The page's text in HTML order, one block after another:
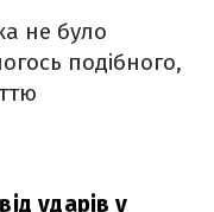
не було
подібного,
ударів у